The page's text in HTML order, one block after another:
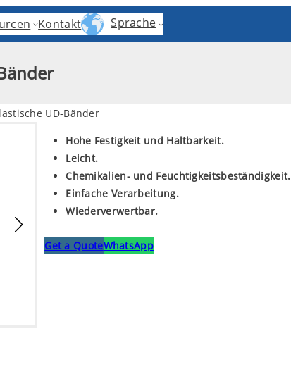
Kontakt Sprache
UD-Bänder
Hohe Festigkeit und Haltbarkeit.
Leicht.
Chemikalien- und Feuchtigkeitsbeständigkeit.
Einfache Verarbeitung.
Wiederverwertbar.
Get a QuoteWhatsApp